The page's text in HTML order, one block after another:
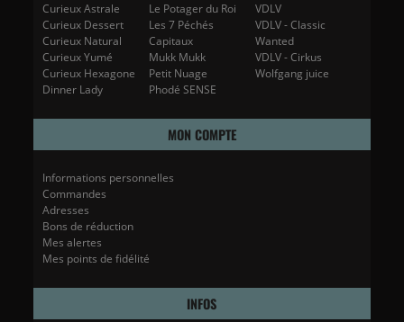
Curieux Astrale
Curieux Dessert
Curieux Natural
Curieux Yumé
Curieux Hexagone
Dinner Lady
Le Potager du Roi
Les 7 Péchés
Capitaux
Mukk Mukk
Petit Nuage
Phodé SENSE
VDLV
VDLV - Classic
Wanted
VDLV - Cirkus
Wolfgang juice
MON COMPTE
Informations personnelles
Commandes
Adresses
Bons de réduction
Mes alertes
Mes points de fidélité
INFOS